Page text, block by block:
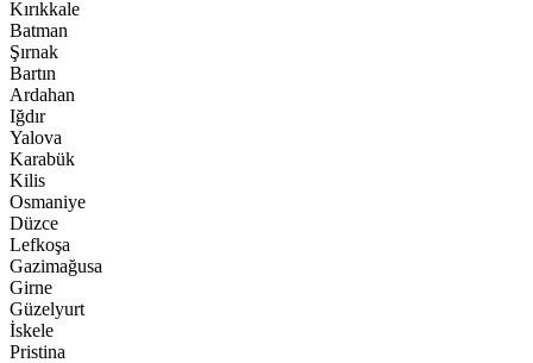
Kırıkkale
Batman
Şırnak
Bartın
Ardahan
Iğdır
Yalova
Karabük
Kilis
Osmaniye
Düzce
Lefkoşa
Gazimağusa
Girne
Güzelyurt
İskele
Pristina